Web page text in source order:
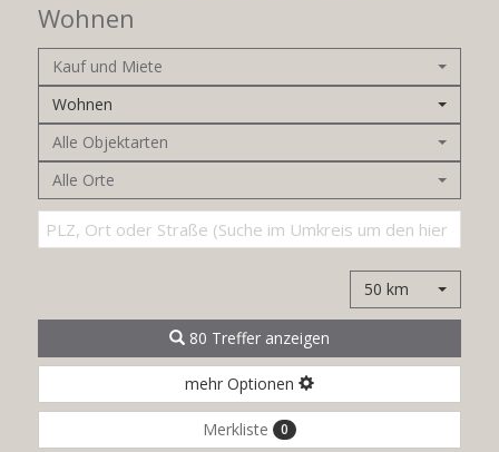
Wohnen
Kauf und Miete
Wohnen
Alle Objektarten
Alle Orte
50 km
80 Treffer anzeigen
mehr Optionen
Merkliste 0